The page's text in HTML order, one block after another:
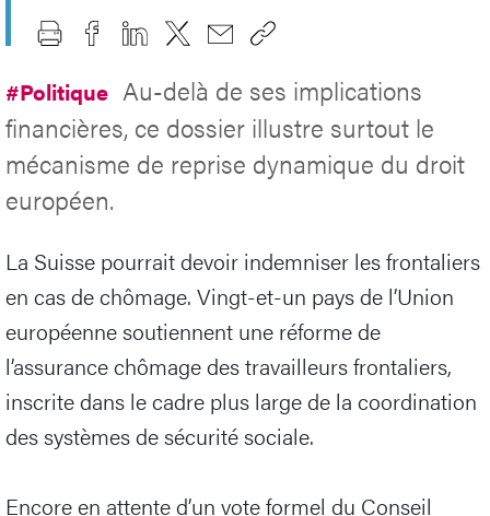
#Politique Au-delà de ses implications
financières, ce dossier illustre surtout le
mécanisme de reprise dynamique du droit
européen.
La Suisse pourrait devoir indemniser les frontaliers
en cas de chômage. Vingt-et-un pays de l’Union
européenne soutiennent une réforme de
l’assurance chômage des travailleurs frontaliers,
inscrite dans le cadre plus large de la coordination
des systèmes de sécurité sociale.
Encore en attente d’un vote formel du Conseil